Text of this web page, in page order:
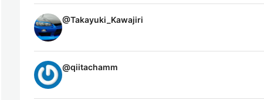
@Takayuki_Kawajiri
@qiitachamm